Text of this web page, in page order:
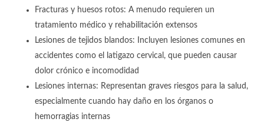
Fracturas y huesos rotos: A menudo requieren un
tratamiento médico y rehabilitación extensos
Lesiones de tejidos blandos: Incluyen lesiones comunes en
accidentes como el latigazo cervical, que pueden causar
dolor crónico e incomodidad
Lesiones internas: Representan graves riesgos para la salud,
especialmente cuando hay daño en los órganos o
hemorragias internas